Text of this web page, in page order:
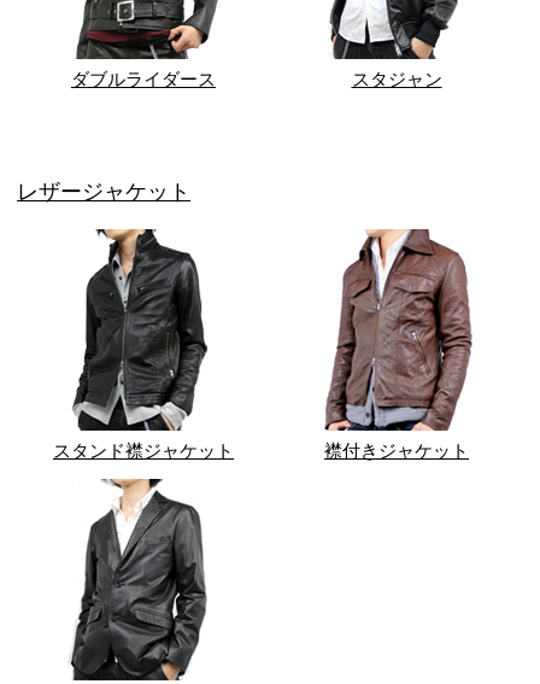
ダブルライダース スタジャン
レザージャケット
スタンド襟ジャケット 襟付きジャケット